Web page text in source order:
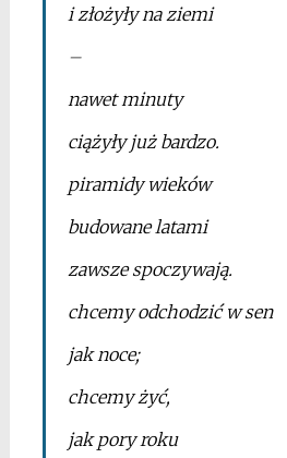
i złożyły na ziemi
–
nawet minuty
ciążyły już bardzo.
piramidy wieków
budowane latami
zawsze spoczywają.
chcemy odchodzić w sen
jak noce;
chcemy żyć,
jak pory roku